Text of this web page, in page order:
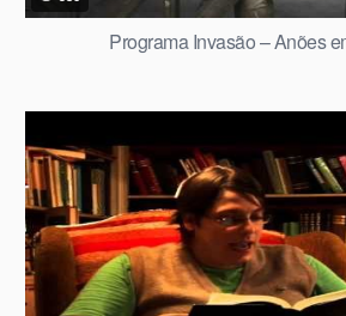
Programa Invasão – Anões